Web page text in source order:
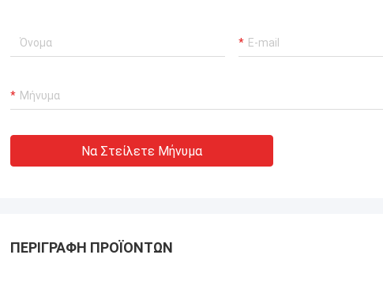
AMP σας TYCO picabond οι συνδετήρες
που χρησιμοποιούνται για τις εργασίες
πελάτης μας είναι πολύ ικανοποιημένοι
με την ποιότητα.
Να Στείλετε Μήνυμα
ΠΕΡΙΓΡΑΦΉ ΠΡΟΪΌΝΤΩΝ